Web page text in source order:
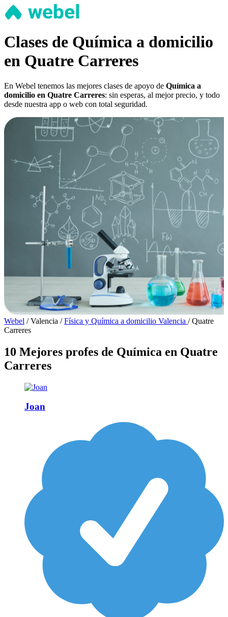
Clases de Química a domicilio
en Quatre Carreres
En Webel tenemos las mejores clases de apoyo de Química a
domicilio en Quatre Carreres: sin esperas, al mejor precio, y todo
desde nuestra app o web con total seguridad.
Webel / Valencia / Física y Química a domicilio Valencia / Quatre
Carreres
10 Mejores profes de Química en Quatre
Carreres
Joan